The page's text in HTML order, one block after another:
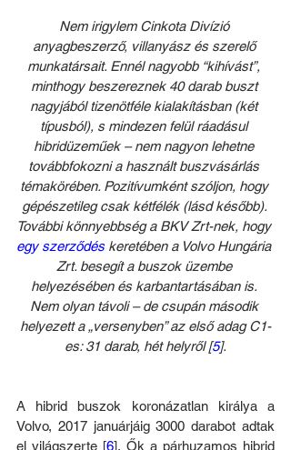
Nem irigylem Cinkota Divízió
anyagbeszerző, villanyász és szerelő
munkatársait. Ennél nagyobb “kihívást”,
minthogy beszereznek 40 darab buszt
nagyjából tizenötféle kialakításban (két
típusból), s mindezen felül ráadásul
hibridüzeműek – nem nagyon lehetne
továbbfokozni a használt buszvásárlás
témakörében. Pozitívumként szóljon, hogy
gépészetileg csak kétfélék (lásd később).
További könnyebbség a BKV Zrt-nek, hogy
egy szerződés keretében a Volvo Hungária
Zrt. besegít a buszok üzembe
helyezésében és karbantartásában is.
Nem olyan távoli – de csupán második
helyezett a „versenyben” az első adag C1-
es: 31 darab, hét helyről [5].
A hibrid buszok koronázatlan királya a
Volvo, 2017 januárjáig 3000 darabot adtak
el világszerte [6]. Ők a párhuzamos hibrid